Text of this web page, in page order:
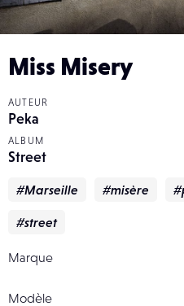
Miss Misery
AUTEUR
Peka
ALBUM
Street
#Marseille #misère
#street
Marque
Modèle